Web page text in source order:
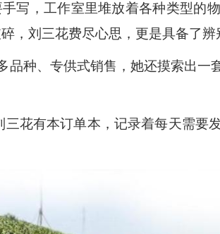
写，工作室里堆放着各种类型的
，刘三花费尽心思，更是具备了辨
品种、专供式销售，她还摸索出
三花有本订单本，记录着每天需